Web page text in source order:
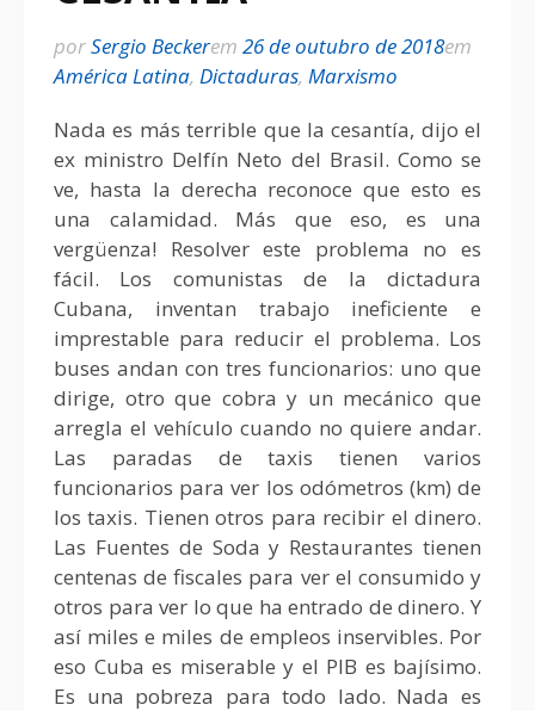
porSergio Beckerem 26 de outubro de 2018em
América Latina, Dictaduras, Marxismo
Nada es más terrible que la cesantía, dijo el
ex ministro Delfín Neto del Brasil. Como se
ve, hasta la derecha reconoce que esto es
una calamidad. Más que eso, es una
vergüenza! Resolver este problema no es
fácil. Los comunistas de la dictadura
Cubana, inventan trabajo ineficiente e
imprestable para reducir el problema. Los
buses andan con tres funcionarios: uno que
dirige, otro que cobra y un mecánico que
arregla el vehículo cuando no quiere andar.
Las paradas de taxis tienen varios
funcionarios para ver los odómetros (km) de
los taxis. Tienen otros para recibir el dinero.
Las Fuentes de Soda y Restaurantes tienen
centenas de fiscales para ver el consumido y
otros para ver lo que ha entrado de dinero. Y
así miles e miles de empleos inservibles. Por
eso Cuba es miserable y el PIB es bajísimo.
Es una pobreza para todo lado. Nada es